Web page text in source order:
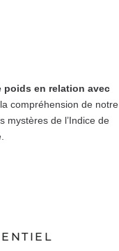
poids en relation avec
compréhension de notre
mystères de l’Indice de